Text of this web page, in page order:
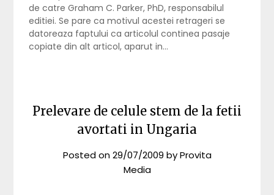
de catre Graham C. Parker, PhD, responsabilul
editiei. Se pare ca motivul acestei retrageri se
datoreaza faptului ca articolul continea pasaje
copiate din alt articol, aparut in…
Prelevare de celule stem de la fetii
avortati in Ungaria
Posted on29/07/2009 byProvita
Media